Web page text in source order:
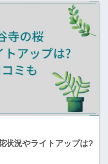
状況やライトアップは?